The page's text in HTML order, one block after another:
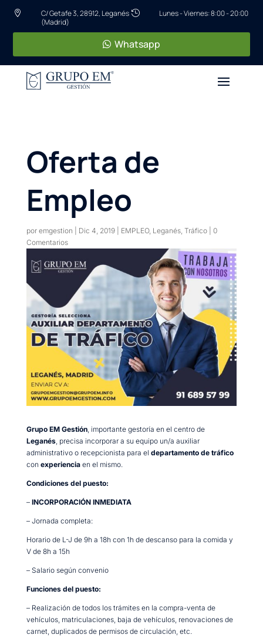

C/ Getafe 3, 28912, Leganés
(Madrid)
 Lunes - Viernes: 8:00 - 20:00
Whatsapp
Oferta de
Empleo
por emgestion Dic 4, 2019| EMPLEO, Leganés, Tráfico| 0
Comentarios
Grupo EM Gestión, importante gestoría en el centro de
Leganés, precisa incorporar a su equipo un/a auxiliar
administrativo o recepcionista para el departamento de tráfico
con experienciaen el mismo.
Condiciones del puesto:
– INCORPORACIÓN INMEDIATA
– Jornada completa:
Horario de L-J de 9h a 18h con 1h de descanso para la comida y
V de 8h a 15h
– Salario según convenio
Funciones del puesto:
– Realización de todos los trámites en la compra-venta de
vehículos, matriculaciones, baja de vehículos, renovaciones de
carnet, duplicados de permisos de circulación, etc.